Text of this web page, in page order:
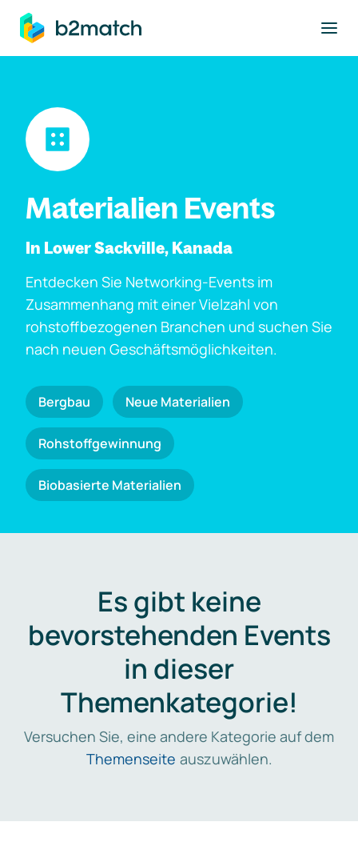
springen
Materialien Events
In Lower Sackville, Kanada
Entdecken Sie Networking-Events im
Zusammenhang mit einer Vielzahl von
rohstoffbezogenen Branchen und suchen Sie
nach neuen Geschäftsmöglichkeiten.
Bergbau Neue Materialien
Rohstoffgewinnung
Biobasierte Materialien
Es gibt keine
bevorstehenden Events
in dieser
Themenkategorie!
Versuchen Sie, eine andere Kategorie auf dem
Themenseite auszuwählen.